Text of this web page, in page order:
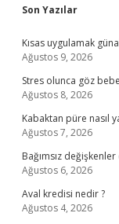
Sidebar
Son Yazılar
Kısas uygulamak
Ağustos 9, 2026
Stres olunca göz
Ağustos 8, 2026
Kabaktan püre nasıl
Ağustos 7, 2026
Bağımsız
Ağustos 6, 2026
Aval kredisi nedir ?
Ağustos 4, 2026